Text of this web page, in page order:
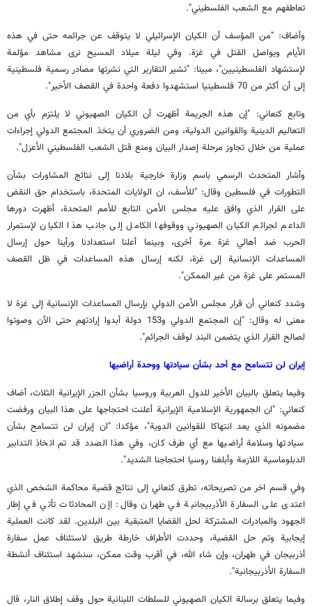
تعاطفهم مع الشعب الفلسطيني".
وأضاف: "من المؤسف أن الكيان الإسرائيلي لا يتوقف عن جرائمه حتى في هذه
الأيام ويواصل القتل في غزة. وفي ليلة ميلاد المسيح نرى مشاهد مؤلمة
لإستشهاد الفلسطينيين"، مبينا: "تشير التقارير التي نشرتها مصادر رسمية فلسطينية
إلى أن أكثر من 70 فلسطينيا استشهدوا دفعة واحدة في القصف الأخير".
وتابع كنعاني: "إن هذه الجريمة أظهرت أن الكيان الصهيوني لا يلتزم بأي من
التعاليم الدينية والقوانين الدولية، ومن الضروري أن يتخذ المجتمع الدولي إجراءات
عملية من خلال تجاوز مرحلة إصدار البيان ومنع قتل الشعب الفلسطيني الأعزل".
وأشار المتحدث الرسمي باسم وزارة خارجية بلادنا إلى نتائج المشاورات بشأن
التطورات في فلسطين وقال: "للأسف، ان الولايات المتحدة، باستخدام حق النقض
على القرار الذي وافق عليه مجلس الأمن التابع للأمم المتحدة، أظهرت دورها
الداعم لجرائم الكيان الصهيوني ووقوفها الكامل إلى جانب هذا الكيان لإستمرار
الحرب ضد أهالي غزة مرة أخرى، وبينما أعلنا استعدادنا ورأينا حول إرسال
المساعدات الإنسانية إلى غزة، لكنه إرسال هذه المساعدات في ظل القصف
المستمر على غزة من غير الممكن".
وشدد كنعاني أن قرار مجلس الأمن الدولي بإرسال المساعدات الإنسانية إلى غزة لا
معنى له وقال: "إن المجتمع الدولي و153 دولة أبدوا إرادتهم حتى الآن وصوتوا
لصالح القرار الذي يتضمن البند لوقف الجرائم".
إيران لن تتسامح مع أحد بشأن سيادتها ووحدة أراضيها
وفيما يتعلق بالبيان الأخير للدول العربية وروسيا بشأن الجزر الإيرانية الثلاث، أضاف
كنعاني: "ان الجمهورية الإسلامية الإيرانية أعلنت احتجاجها على هذا البيان ورفضت
مضمونه الذي يعد انتهاكا للقوانين الدوية"، مؤكدا: "ان إيران لن تتسامح بشأن
سيادتها وسلامة أراضيها مع أي طرف كان، وفي هذا الصدد قد تم اتخاذ التدابير
الدبلوماسية اللازمة وأبلغنا روسيا احتجاجنا الشديد".
وفي قسم اخر من تصريحاته، تطرق كنعاني إلى نتائج قضية محاكمة الشخص الذي
اعتدى على السفارة الأذربيجانية في طهران وقال: |إن المحادثات تأتي في إطار
الجهود والمبادرات المشتركة لحل القضايا المتبقية بين البلدين. لقد كانت العملية
إيجابية وتم حل القضية، وحددت الأطراف خارطة طريق لاستئناف عمل سفارة
أذربيجان في طهران، وإن شاء الله، في أقرب وقت ممكن، سنشهد استئناف أنشطة
السفارة الأذربيجانية".
وفيما يتعلق برسالة الكيان الصهيوني للسلطات اللبنانية حول وقف إطلاق النار، قال